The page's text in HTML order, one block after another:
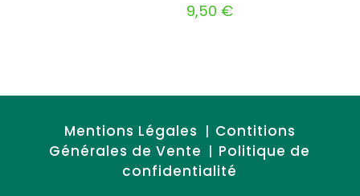
9,50 €
Mentions Légales | Contitions
Générales de Vente | Politique de
confidentialité